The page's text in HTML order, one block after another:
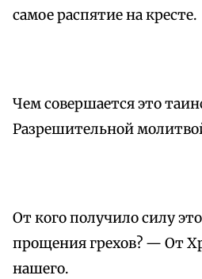
самое распятие на кресте.
Чем совершается это
Разрешительной
От кого получило силу
прощения грехов? — От
нашего.